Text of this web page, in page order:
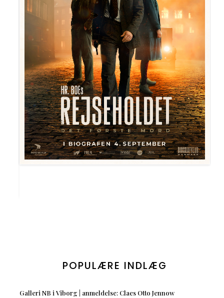
POPULÆRE INDLÆG
Galleri NB i Viborg | anmeldelse: Claes Otto Jennow